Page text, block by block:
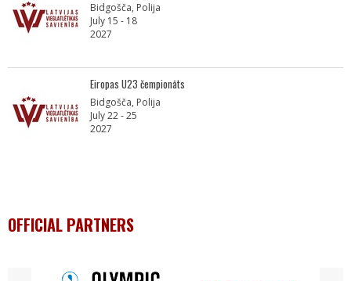
Bidgošča, Polija
July 15 - 18
2027
Eiropas U23 čempionāts
Bidgošča, Polija
July 22 - 25
2027
OFFICIAL PARTNERS